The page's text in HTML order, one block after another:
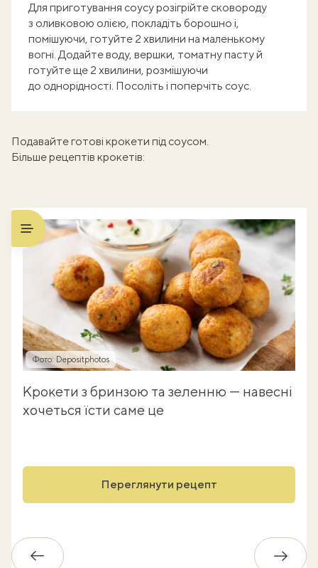
Для приготування соусу розігрійте сковороду
з оливковою олією, покладіть борошно і,
помішуючи, готуйте 2 хвилини на маленькому
вогні. Додайте воду, вершки, томатну пасту й
готуйте ще 2 хвилини, розмішуючи
до однорідності. Посоліть і поперчіть соус.
Подавайте готові крокети під соусом.
Більше рецептів крокетів:
Фото: Depositphotos
Крокети з бринзою та зеленню — навесні
хочеться їсти саме це
Переглянути рецепт
Назад